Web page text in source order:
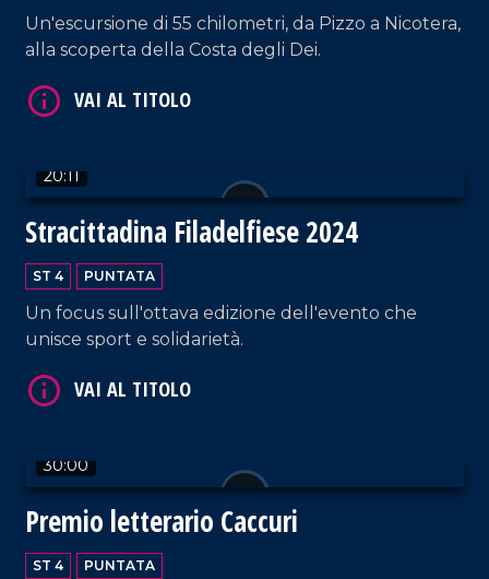
Un'escursione di 55 chilometri, da Pizzo a Nicotera,
alla scoperta della Costa degli Dei.
20:11
Stracittadina Filadelfiese 2024
ST 4 PUNTATA
Un focus sull'ottava edizione dell'evento che
unisce sport e solidarietà.
30:00
Premio letterario Caccuri
ST 4 PUNTATA
VAI AL TITOLO